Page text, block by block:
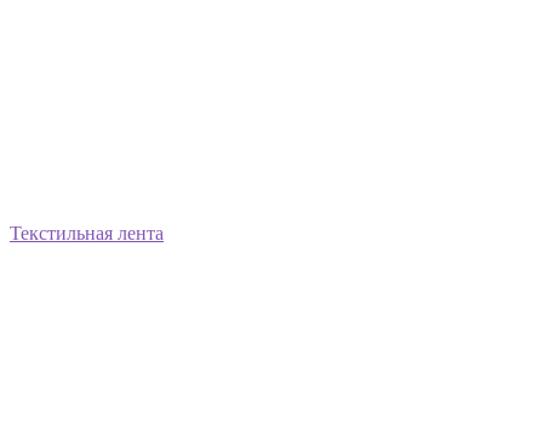
Текстильная лента